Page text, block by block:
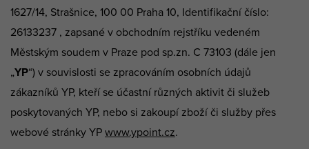
1627/14, Strašnice, 100 00 Praha 10, Identifikační číslo:
26133237 , zapsané v obchodním rejstříku vedeném
Městským soudem v Praze pod sp.zn. C 73103 (dále jen
„YP“) v souvislosti se zpracováním osobních údajů
zákazníků YP, kteří se účastní různých aktivit či služeb
poskytovaných YP, nebo si zakoupí zboží či služby přes
webové stránky YP www.ypoint.cz.